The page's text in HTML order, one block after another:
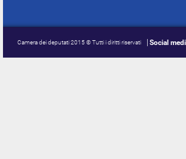
Camera dei deputati 2015 © Tutti i diritti riservati Social